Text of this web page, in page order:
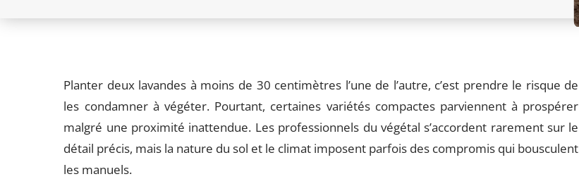
Planter deux lavandes à moins de 30 centimètres l’une de l’autre, c’est prendre le risque de
les condamner à végéter. Pourtant, certaines variétés compactes parviennent à prospérer
malgré une proximité inattendue. Les professionnels du végétal s’accordent rarement sur le
détail précis, mais la nature du sol et le climat imposent parfois des compromis qui bousculent
les manuels.